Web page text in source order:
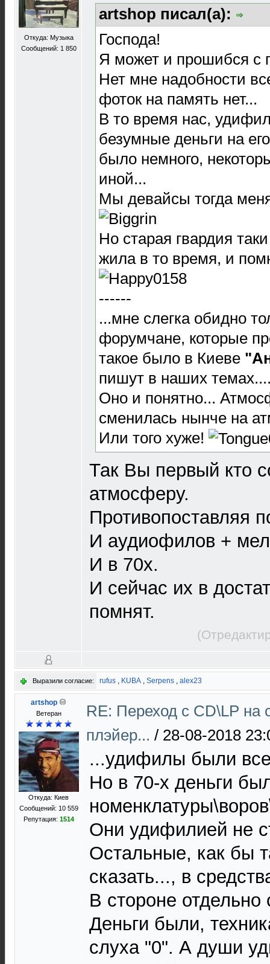
Откуда: Музыка
Сообщений: 1 850
artshop писал(а):
Господа!
Я может и прошибся с
Нет мне надобности
фоток на память нет...
В то время нас,
безумные деньги на
было немного,
иной...
Мы девайсы тогда
Но старая гвардия
жила в то время, и
------
...мне слегка обидно
форумчане, которые
такое было в Киеве
пишут в наших
Оно и понятно...
сменилась нынче на
Или того хуже!
Так Вы первый кто
атмосферу.
Противопоставляя
И аудиофилов +
И в 70х.
И сейчас их в
помнят.
Выразили согласие: rufus , KUBA , Serpens , alex23
artshop
Ветеран
Откуда: Киев
Сообщений: 10 559
Репутация: 1514
RE: Переход с CD\LP на
плэйер... / 28-08-2018
...удифилы были
Но в 70-х деньги
Они удифилией не
Остальные, как бы
сказать..., в
В стороне
Деньги были,
слуха "0". А души